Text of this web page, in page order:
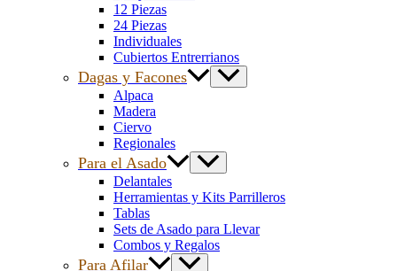
12 Piezas
24 Piezas
Individuales
Cubiertos Entrerrianos
Dagas y Facones
Alpaca
Madera
Ciervo
Regionales
Para el Asado
Delantales
Herramientas y Kits Parrilleros
Tablas
Sets de Asado para Llevar
Combos y Regalos
Para Afilar